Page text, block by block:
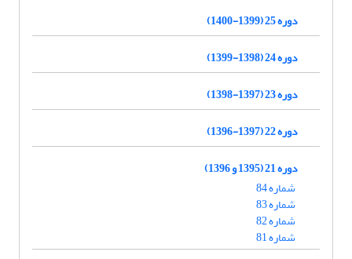
دوره 25 (1399-1400)
دوره 24 (1398-1399)
دوره 23 (1397-1398)
دوره 22 (1397-1396)
دوره 21 (1395 و 1396)
شماره 84
شماره 83
شماره 82
شماره 81